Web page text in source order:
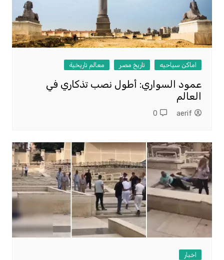
اماكن سياحيه تاريخ مصر معالم تاريخية
عمود السواري: أطول نصب تذكاري في
العالم
aerif
0
اخبار